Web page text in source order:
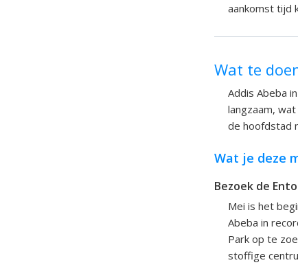
aankomst tijd
Wat te
Addis Abeba
langzaam,
de hoofdstad
Wat je deze
Bezoek de
Mei is het
Abeba in
Park op te
stoffige